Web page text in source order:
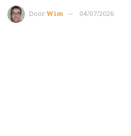
Door Wim 04/07/2026